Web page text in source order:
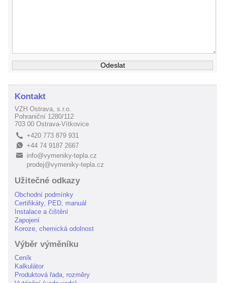
Kontakt
VZH Ostrava, s.r.o.
Pohraniční 1280/112
703 00 Ostrava-Vítkovice
L +420 773 879 931
E+44 74 9187 2667
B
info@vymeniky-tepla.cz
prodej@vymeniky-tepla.cz
Užitečné odkazy
Obchodní podmínky
Certifikáty, PED, manuál
Instalace a čištění
Zapojení
Koroze, chemická odolnost
Výběr výměníku
Ceník
Kalkulátor
Produktová řada, rozměry